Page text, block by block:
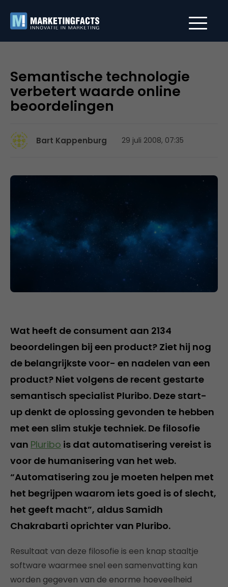
Semantische technologie
verbetert waarde online
beoordelingen
Bart Kappenburg 29 juli 2008, 07:35
Wat heeft de consument aan 2134
beoordelingen bij een product? Ziet hij nog
de belangrijkste voor- en nadelen van een
product? Niet volgens de recent gestarte
semantisch specialist Pluribo. Deze start-
up denkt de oplossing gevonden te hebben
met een slim stukje techniek. De filosofie
van Pluribo is dat automatisering vereist is
voor de humanisering van het web.
“Automatisering zou je moeten helpen met
het begrijpen waarom iets goed is of slecht,
het geeft macht”, aldus Samidh
Chakrabarti oprichter van Pluribo.
Resultaat van deze filosofie is een knap staaltje
software waarmee snel een samenvatting kan
worden gegeven van de enorme hoeveelheid